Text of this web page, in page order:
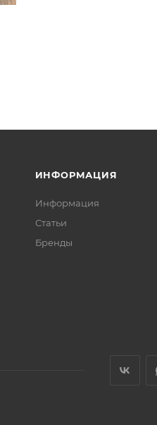
ИНФОРМАЦИЯ
Информация
Статьи
Бренды